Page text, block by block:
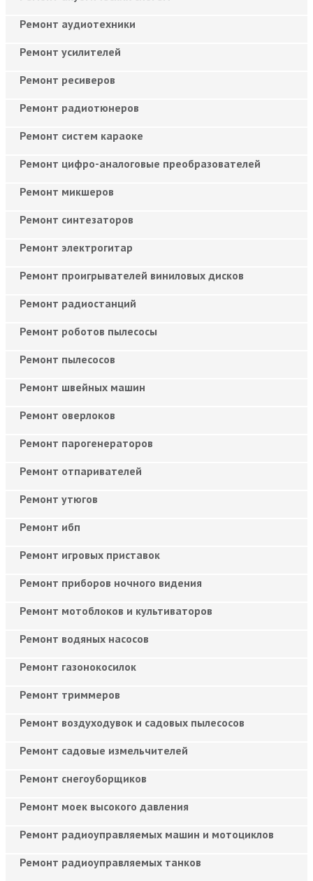
Ремонт аудиотехники
Ремонт усилителей
Ремонт ресиверов
Ремонт радиотюнеров
Ремонт систем караоке
Ремонт цифро-аналоговые преобразователей
Ремонт микшеров
Ремонт синтезаторов
Ремонт электрогитар
Ремонт проигрывателей виниловых дисков
Ремонт радиостанций
Ремонт роботов пылесосы
Ремонт пылесосов
Ремонт швейных машин
Ремонт оверлоков
Ремонт парогенераторов
Ремонт отпаривателей
Ремонт утюгов
Ремонт ибп
Ремонт игровых приставок
Ремонт приборов ночного видения
Ремонт мотоблоков и культиваторов
Ремонт водяных насосов
Ремонт газонокосилок
Ремонт триммеров
Ремонт воздуходувок и садовых пылесосов
Ремонт садовые измельчителей
Ремонт снегоуборщиков
Ремонт моек высокого давления
Ремонт радиоуправляемых машин и мотоциклов
Ремонт радиоуправляемых танков